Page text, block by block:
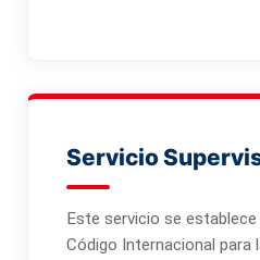
Servicio
Este servicio se
Código Internacional para